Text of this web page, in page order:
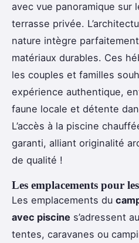
avec vue panoramique sur
terrasse privée.
nature intègre
matériaux durables. Ces
les couples et familles
expérience authentique,
faune locale et détente
L’accès à la piscine
garanti, alliant originalité
de qualité !
Les emplacements pour
Les emplacements du
avec piscine s’adressent
tentes, caravanes ou